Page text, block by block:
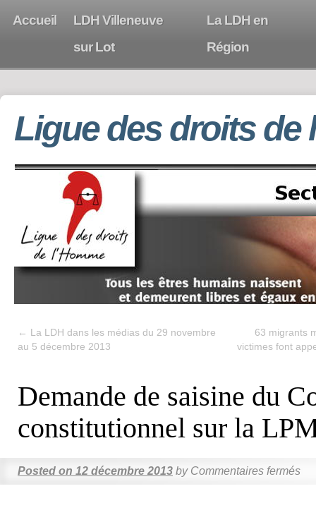
Accueil
LDH Villeneuve
sur Lot
La LDH en
Région
Ligue des droits de
← La LDH dans les médias du 29 novembre
au 5 décembre 2013
63 migrants
victimes font
Demande de saisine du
constitutionnel sur la
Posted on 12 décembre 2013 by Commentaires fermés